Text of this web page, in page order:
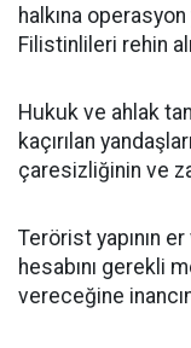
halkına operasyon
Filistinlileri rehin
Hukuk ve ahlak
kaçırılan
çaresizliğinin ve
Terörist yapının
hesabını gerekli
vereceğine